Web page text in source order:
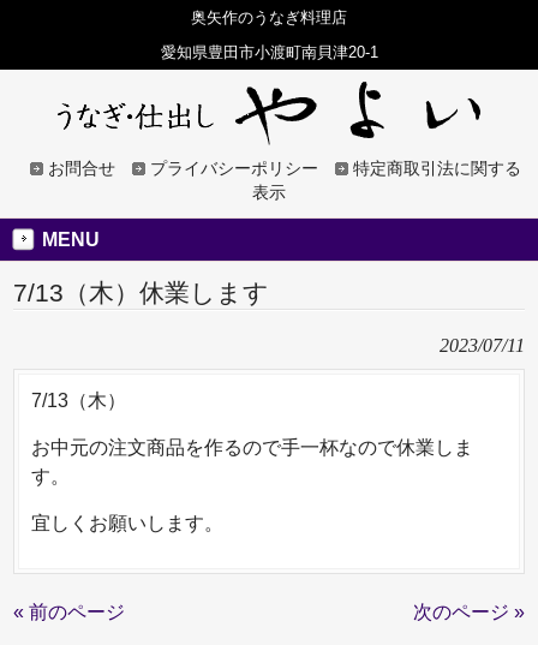
奥矢作のうなぎ料理店
愛知県豊田市小渡町南貝津20-1
お問合せ プライバシーポリシー
特定商取引法に関する
表示
MENU
7/13（木）休業します
2023/07/11
7/13（木）
お中元の注文商品を作るので手一杯なので休業しま
す。
宜しくお願いします。
« 前のページ 次のページ »